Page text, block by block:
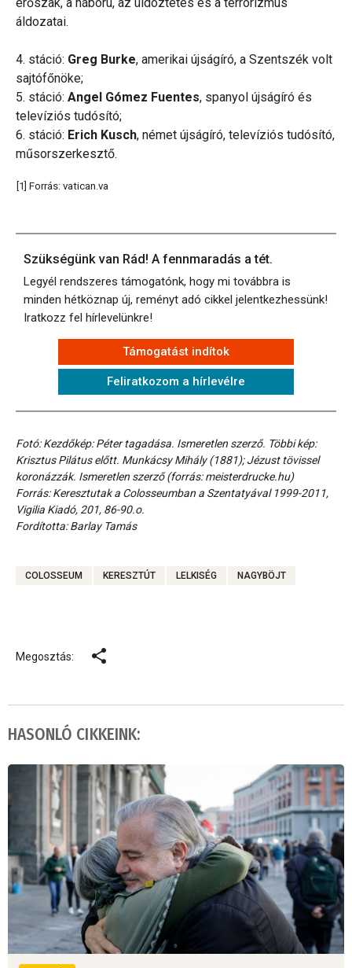
áldozatai.
4. stáció: Greg Burke, amerikai újságíró, a Szentszék volt
sajtófőnöke;
5. stáció: Angel Gómez Fuentes, spanyol újságíró és
televíziós tudósító;
6. stáció: Erich Kusch, német újságíró, televíziós tudósító,
műsorszerkesztő.
[1] Forrás: vatican.va
Szükségünk van Rád! A fennmaradás a tét.
Legyél rendszeres támogatónk, hogy mi továbbra is
minden hétköznap új, reményt adó cikkel jelentkezhessünk!
Iratkozz fel hírlevelünkre!
Támogatást indítok
Feliratkozom a hírlevélre
Fotó: Kezdőkép: Péter tagadása. Ismeretlen szerző. Többi kép:
Krisztus Pilátus előtt. Munkácsy Mihály (1881); Jézust tövissel
koronázzák. Ismeretlen szerző (forrás: meisterdrucke.hu)
Forrás: Keresztutak a Colosseumban a Szentatyával 1999-2011,
Vigilia Kiadó, 201, 86-90.o.
Fordította: Barlay Tamás
COLOSSEUM KERESZTÚT LELKISÉG NAGYBÖJT
Megosztás:
HASONLÓ CIKKEINK: